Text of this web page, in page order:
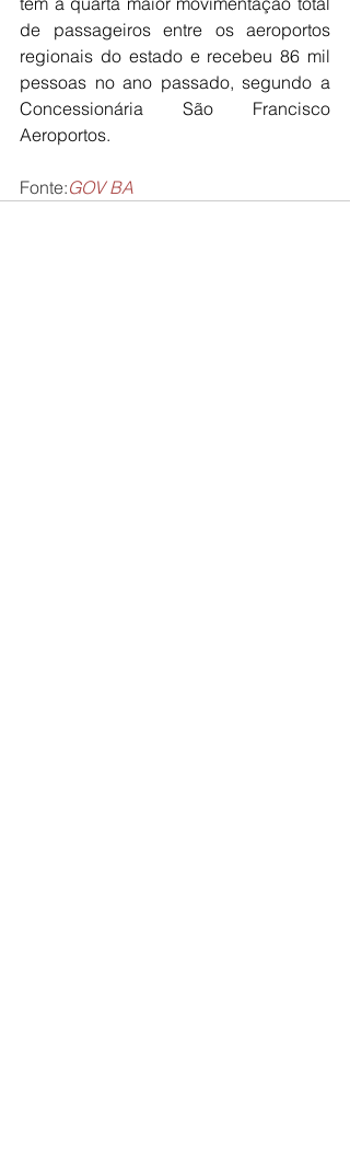
de passageiros entre os aeroportos
regionais do estado e recebeu 86 mil
pessoas no ano passado, segundo a
Concessionária São Francisco
Aeroportos.
Fonte:GOV BA